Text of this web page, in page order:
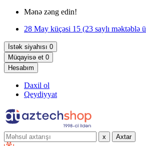
Mənə zəng edin!
28 May küçəsi 15 (23 saylı məktəblə
İstək siyahısı 0
Müqayisə et 0
Hesabım
Daxil ol
Qeydiyyat
x Axtar